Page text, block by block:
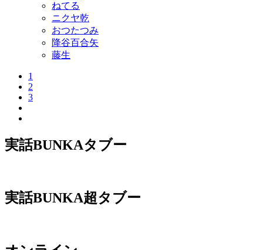
ねてる
ニクヤ乾
おつたつみ
降谷百合矢
藤生
1
2
3
実話BUNKAタブー
実話BUNKA超タブー